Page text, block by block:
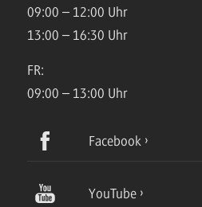
09:00 – 12:00 Uhr
13:00 – 16:30 Uhr
FR:
09:00 – 13:00 Uhr
Facebook
YouTube